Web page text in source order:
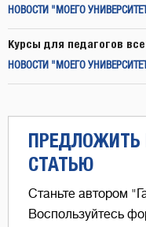
НОВОСТИ "МОЕГО
Курсы для педагогов
НОВОСТИ "МОЕГО
ПРЕДЛОЖИТЬ
СТАТЬЮ
Станьте автором
Воспользуйтесь